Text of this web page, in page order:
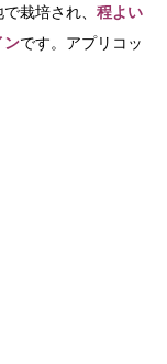
で栽培され、 程よい
ンです。 アプリコッ